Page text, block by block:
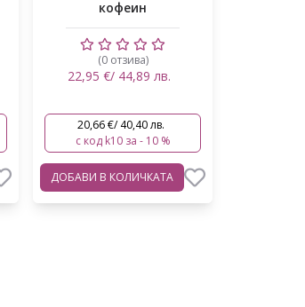
кофеин
(0 отзива)
22,95 €/ 44,89 лв.
20,66 €/ 40,40 лв.
с код k10 за - 10 %
ДОБАВИ В КОЛИЧКАТА